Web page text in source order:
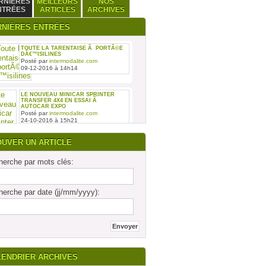
ARTICLES
ARCHIVES
ENTRÉES
TOUTE LA TARENTAISE Ã PORTÃ©E
DÂ€™ISILINES
Posté parintermodalite.com
09-12-2016 à 14h14
LE NOUVEAU MINICAR SPRINTER
TRANSFER 4X4 EN ESSAI Ã
AUTOCAR EXPO
Posté parintermodalite.com
24-10-2016 à 15h21
REMISE DES SIX PREMIERS INTOURO
MERCEDES-BENZ ASSEMBLÃ©S SUR
LE SITE DAIMLER BUSES DE LIGNY-
28-09-2016 à 17h19
UN ARTICLE
par mots clés:
par date (jj/mm/yyyy):
ARCHIVES